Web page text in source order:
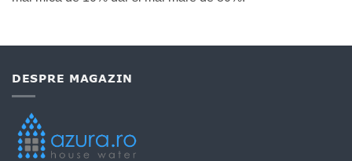
DESPRE MAGAZIN